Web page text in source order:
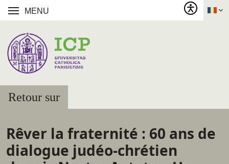
MENU
Retour sur
Rêver la fraternité : 60 ans de
dialogue judéo-chrétien